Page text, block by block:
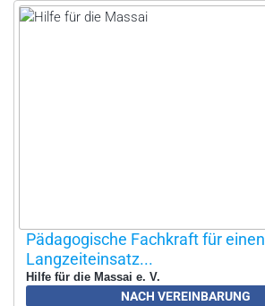
Pädagogische Fachkraft für einen
Langzeiteinsatz...
Hilfe für die Massai e. V.
NACH VEREINBARUNG